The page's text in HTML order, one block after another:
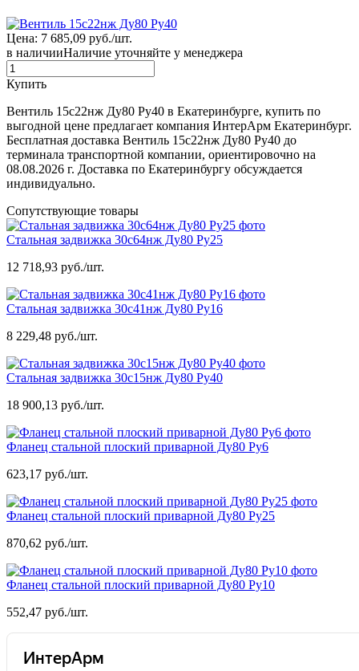
Цена: 7 685,09 руб./шт.
в наличииНаличие уточняйте у менеджера
Купить
Вентиль 15с22нж Ду80 Ру40 в Екатеринбурге, купить по
выгодной цене предлагает компания ИнтерАрм Екатеринбург.
Бесплатная доставка Вентиль 15с22нж Ду80 Ру40 до
терминала транспортной компании, ориентировочно на
08.08.2026 г. Доставка по Екатеринбургу обсуждается
индивидуально.
Сопутствующие товары
Стальная задвижка 30с64нж Ду80 Ру25
12 718,93 руб./шт.
Стальная задвижка 30с41нж Ду80 Ру16
8 229,48 руб./шт.
Стальная задвижка 30с15нж Ду80 Ру40
18 900,13 руб./шт.
Фланец стальной плоский приварной Ду80 Ру6
623,17 руб./шт.
Фланец стальной плоский приварной Ду80 Ру25
870,62 руб./шт.
Фланец стальной плоский приварной Ду80 Ру10
552,47 руб./шт.